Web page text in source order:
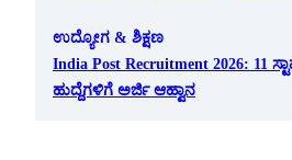
ಉದ್ಯೋಗ & ಶಿಕ್ಷಣ
India Post Recruitment 2026: 11
ಹುದ್ದೆಗಳಿಗೆ ಅರ್ಜಿ ಆಹ್ವಾನ